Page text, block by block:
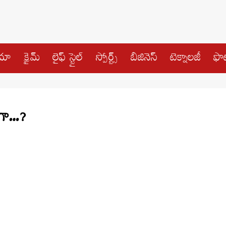
క్రైమ్ లైఫ్ స్టైల్ స్పోర్ట్స్ బిజినెస్ టెక్నాలజీ